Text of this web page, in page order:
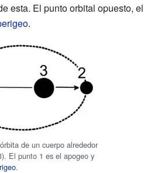
esta. El punto orbital opuesto, el
.
de un cuerpo alrededor
El punto 1 es el apogeo y
.